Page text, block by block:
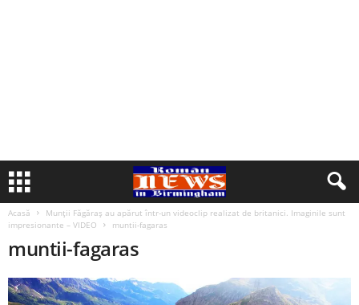
Acasă
Munţii Făgăraş au apărut într-un videoclip realizat de britanici. Imaginile sunt
impresionante – VIDEO
muntii-fagaras
muntii-fagaras